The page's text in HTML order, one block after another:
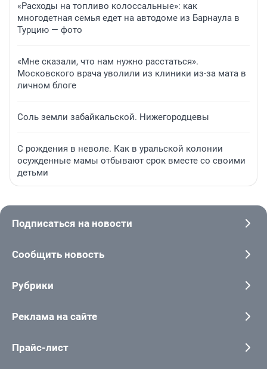
«Расходы на топливо колоссальные»: как
многодетная семья едет на автодоме из Барнаула в
Турцию — фото
«Мне сказали, что нам нужно расстаться».
Московского врача уволили из клиники из-за мата в
личном блоге
Соль земли забайкальской. Нижегородцевы
С рождения в неволе. Как в уральской колонии
осужденные мамы отбывают срок вместе со своими
детьми
Подписаться на новости
Сообщить новость
Рубрики
Реклама на сайте
Прайс-лист